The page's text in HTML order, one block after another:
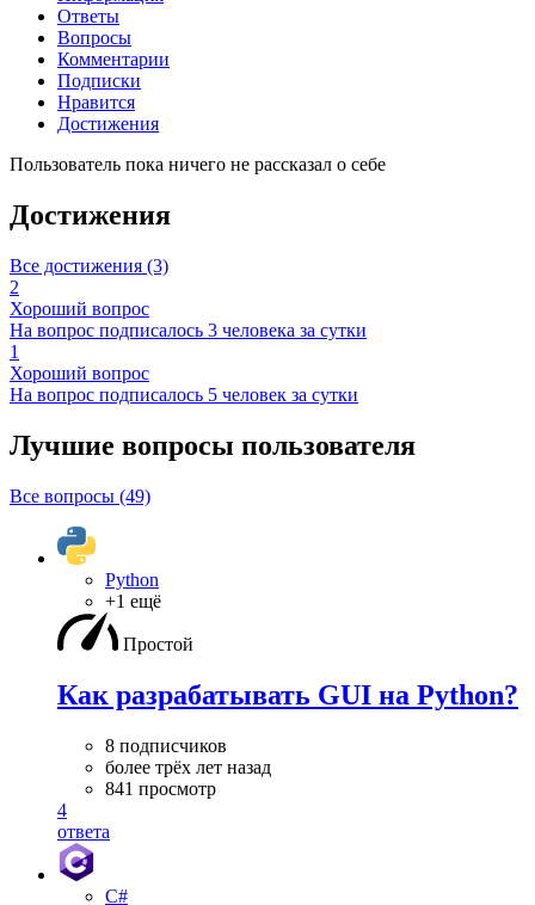
Ответы
Вопросы
Комментарии
Подписки
Нравится
Достижения
Пользователь пока ничего не рассказал о себе
Достижения
Все достижения (3)
2
Хороший вопрос
На вопрос подписалось 3 человека за сутки
1
Хороший вопрос
На вопрос подписалось 5 человек за сутки
Лучшие вопросы пользователя
Все вопросы (49)
Python
+1 ещё
Простой
Как разрабатывать GUI на Python?
8 подписчиков
более трёх лет назад
841 просмотр
4
ответа
C#